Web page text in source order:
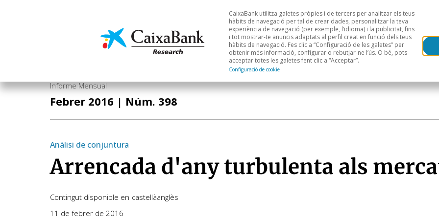
Economia i mercats Anàlisi sectorial Àrees geogràfiques
CaixaBank utilitza galetes pròpies i de tercers per analitzar els teus
hàbits de navegació per tal de crear dades, personalitzar la teva
experiència de navegació (per exemple, l’idioma) i la publicitat, fins
i tot mostrar-te anuncis adaptats al perfil creat en funció dels teus
hàbits de navegació. Fes clic a “Configuració de les galetes” per
obtenir més informació, configurar o rebutjar-ne l’ús. O bé, pots
acceptar totes les galetes fent clic a “Acceptar”.
Configuració de cookie
Informe Mensual
Febrer 2016 | Núm. 398
Anàlisi de conjuntura
Arrencada d'any turbulenta als
Contingut disponible en castellàanglès
11 de febrer de 2016